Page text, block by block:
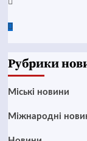
Google
Рубрики
Mіські новини
Міжнародні